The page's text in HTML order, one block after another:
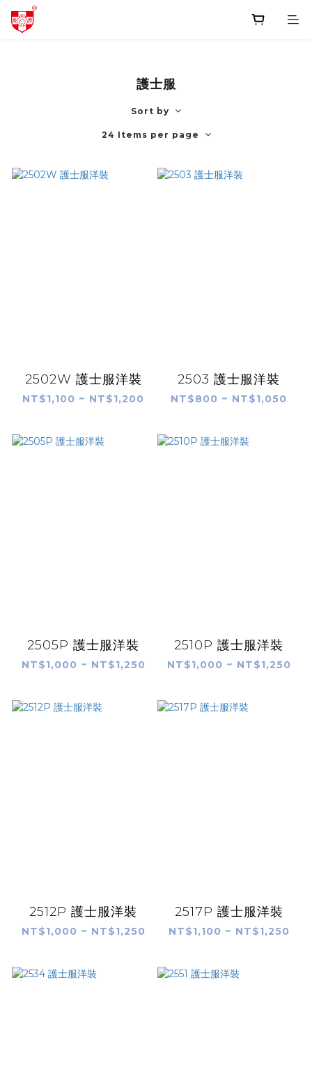
護士服
Sort by
24 Items per page
2502W 護士服洋裝
NT$1,100 ~ NT$1,200
2503 護士服洋裝
NT$800 ~ NT$1,050
2505P 護士服洋裝
NT$1,000 ~ NT$1,250
2510P 護士服洋裝
NT$1,000 ~ NT$1,250
2512P 護士服洋裝
NT$1,000 ~ NT$1,250
2517P 護士服洋裝
NT$1,100 ~ NT$1,250